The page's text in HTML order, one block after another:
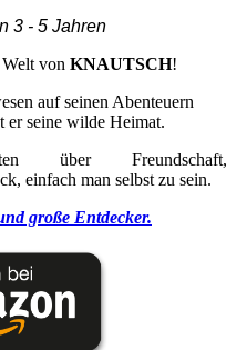
3 - 5 Jahren
Welt von KNAUTSCH!
auf seinen Abenteuern
er seine wilde Heimat.
über Freundschaft,
einfach man selbst zu sein.
große Entdecker.